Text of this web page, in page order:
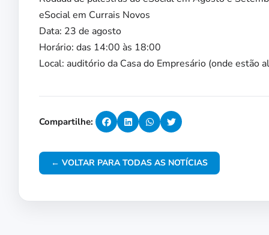
eSocial em Currais Novos
Data: 23 de agosto
Horário: das 14:00 às 18:00
Local: auditório da Casa do Empresário (onde estão
Compartilhe:
← VOLTAR PARA TODAS AS NOTÍCIAS